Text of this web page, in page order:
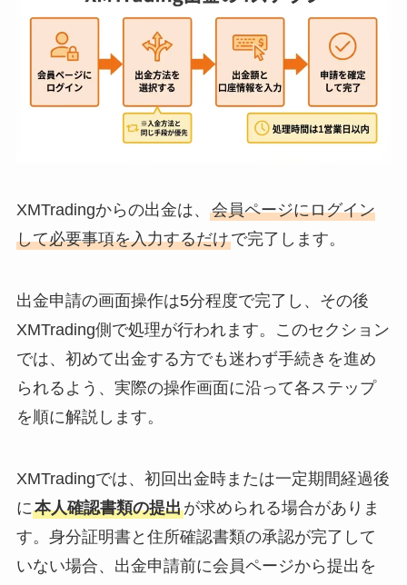
XMTradingからの出金は、 会員ページにログイン
して必要事項を入力するだけで完了します。
出金申請の画面操作は5分程度で完了し、その後
XMTrading側で処理が行われます。このセクション
では、初めて出金する方でも迷わず手続きを進め
られるよう、実際の操作画面に沿って各ステップ
を順に解説します。
XMTradingでは、初回出金時または一定期間経過後
に本人確認書類の提出が求められる場合がありま
す。身分証明書と住所確認書類の承認が完了して
いない場合、出金申請前に会員ページから提出を